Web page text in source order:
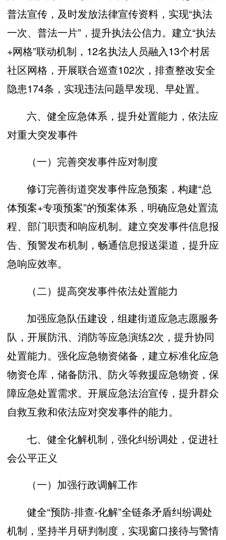
普法宣传，及时发放法律宣传资料，实现“执法
一次、普法一片”，提升执法公信力。建立“执法
+网格”联动机制，12名执法人员融入13个村居
社区网格，开展联合巡查102次，排查整改安全
隐患174条，实现违法问题早发现、早处置。
六、健全应急体系，提升处置能力，依法应
对重大突发事件
（一）完善突发事件应对制度
修订完善街道突发事件应急预案，构建“总
体预案+专项预案”的预案体系，明确应急处置流
程、部门职责和响应机制。建立突发事件信息报
告、预警发布机制，畅通信息报送渠道，提升应
急响应效率。
（二）提高突发事件依法处置能力
加强应急队伍建设，组建街道应急志愿服务
队，开展防汛、消防等应急演练2次，提升协同
处置能力。强化应急物资储备，建立标准化应急
物资仓库，储备防汛、防火等救援应急物资，保
障应急处置需求。开展应急法治宣传，提升群众
自救互救和依法应对突发事件的能力。
七、健全化解机制，强化纠纷调处，促进社
会公平正义
（一）加强行政调解工作
健全“预防-排查-化解”全链条矛盾纠纷调处
机制，坚持半月研判制度，实现窗口接待与警情